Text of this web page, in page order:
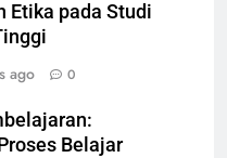
Etika pada Studi
ago 0
Belajar